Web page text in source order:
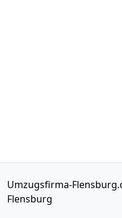
Umzugsfirma-
Flensburg